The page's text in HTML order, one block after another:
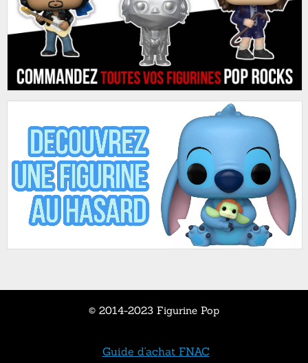
© 2014-2023 Figurine Pop
Guide d'achat FNAC